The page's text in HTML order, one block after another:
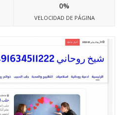
0%
VELOCIDAD DE PÁGINA